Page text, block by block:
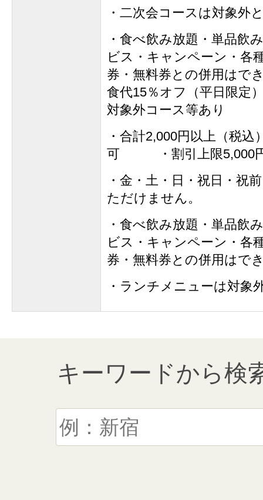
・二次会コースは対象外
・食べ飲み放題・単品飲
ビス・キャンペーン・各
券・無料券との併用はで
食代15％オフ（平日限定
対象外コース等あり
・合計2,000円以上（税込
可 ・割引上限5,000
・金・土・日・祝日・祝
ただけません。
・食べ飲み放題・単品飲
ビス・キャンペーン・各
券・無料券との併用はで
・ランチメニューは対象
キーワードから検